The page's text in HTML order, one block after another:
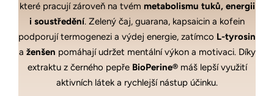
které pracují zároveň na tvém metabolismu tuků, energii
i soustředění. Zelený čaj, guarana, kapsaicin a kofein
podporují termogenezi a výdej energie, zatímco L-tyrosin
a ženšen pomáhají udržet mentální výkon a motivaci. Díky
extraktu z černého pepře BioPerine®máš lepší využití
aktivních látek a rychlejší nástup účinku.